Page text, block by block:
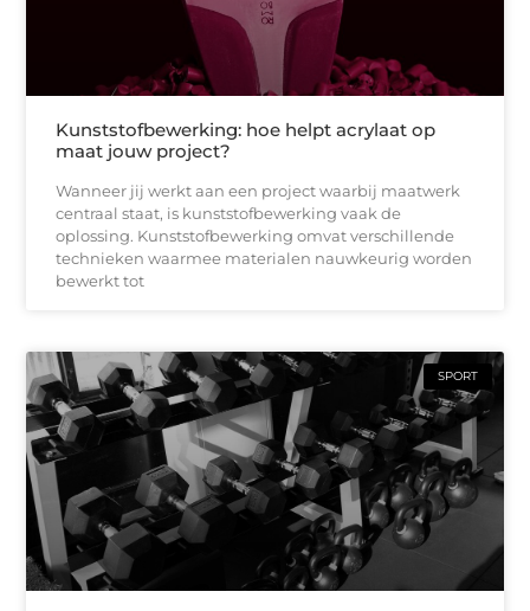
Kunststofbewerking: hoe helpt acrylaat op
maat jouw project?
Wanneer jij werkt aan een project waarbij maatwerk
centraal staat, is kunststofbewerking vaak de
oplossing. Kunststofbewerking omvat verschillende
technieken waarmee materialen nauwkeurig worden
bewerkt tot
SPORT